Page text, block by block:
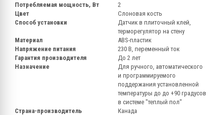
Потребляемая мощность, Вт
2
Цвет
Слоновая кость
Способ установки
Датчик в плиточный клей,
терморегулятор на стену
Материал
ABS-пластик
Напряжение питания
230 В, переменный ток
Гарантия производителя
До 2 лет
Назначение
Для ручного, автоматического
и программируемого
поддержания установленной
температуры до до +90 градусов
в системе "теплый пол"
Страна-производитель
Канада